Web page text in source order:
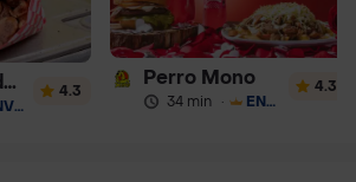
Marimonda del Mono
ENVÍO GRATIS
4.3
Perro Mono
34 min · ENVÍO GRATIS
4.3